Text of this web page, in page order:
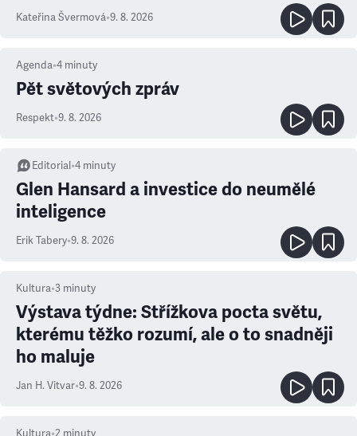
Kateřina Švermová•9. 8. 2026
Agenda•4 minuty
Pět světových zpráv
Respekt•9. 8. 2026
Editorial •4 minuty
Glen Hansard a investice do neumělé
inteligence
Erik Tabery•9. 8. 2026
Kultura•3 minuty
Výstava týdne: Střížkova pocta světu,
kterému těžko rozumí, ale o to snadněji
ho maluje
Jan H. Vitvar•9. 8. 2026
Kultura•2 minuty